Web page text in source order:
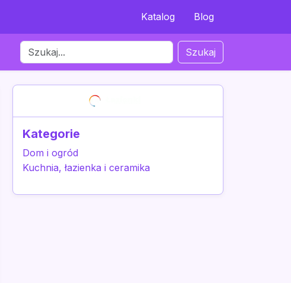
Katalog Blog
Szukaj
Kategorie
Dom i ogród
Kuchnia, łazienka i ceramika